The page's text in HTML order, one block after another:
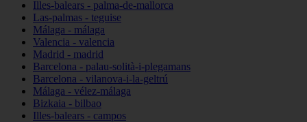
Illes-balears - palma-de-mallorca
Las-palmas - teguise
Málaga - málaga
Valencia - valencia
Madrid - madrid
Barcelona - palau-solità-i-plegamans
Barcelona - vilanova-i-la-geltrú
Málaga - vélez-málaga
Bizkaia - bilbao
Illes-balears - campos